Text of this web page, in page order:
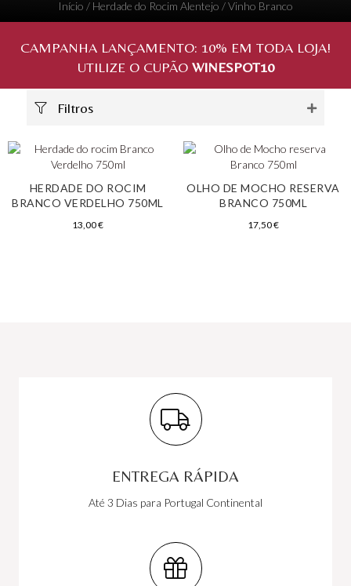
Início / Herdade do Rocim Alentejo / Vinho Branco
CAMPANHA LANÇAMENTO: 10% EM TODA LOJA!
UTILIZE O CUPÃO WINESPOT10
Filtros
HERDADE DO ROCIM
BRANCO VERDELHO 750ML
13,00€
OLHO DE MOCHO RESERVA
BRANCO 750ML
17,50€
ENTREGA RÁPIDA
Até 3 Dias para Portugal Continental